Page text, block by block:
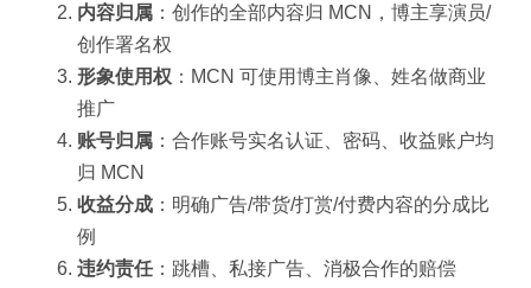
内容归属 ：创作的全部内容归 MCN，博主享演员/
创作署名权
形象使用权 ：MCN 可使用博主肖像、姓名做商业
推广
账号归属 ：合作账号实名认证、密码、收益账户均
归 MCN
收益分成 ：明确广告/带货/打赏/付费内容的分成比
例
违约责任 ：跳槽、私接广告、消极合作的赔偿